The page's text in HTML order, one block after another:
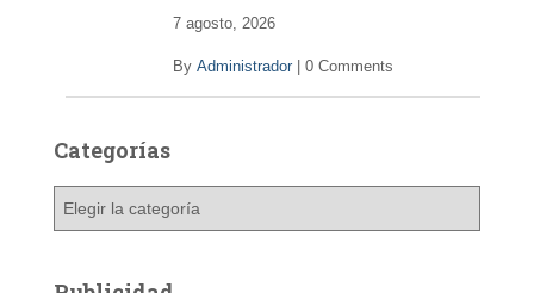
7 agosto, 2026
By Administrador 0 Comments
Categorías